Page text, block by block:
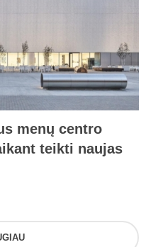
menų centro
teikti naujas